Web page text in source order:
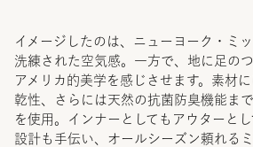
イメージしたのは、ニューヨーク・ミ
洗練された空気感。一方で、地に足の
アメリカ的美学を感じさせます。素材
乾性、さらには天然の抗菌防臭機能ま
を使用。インナーとしてもアウターと
設計も手伝い、オールシーズン頼れる